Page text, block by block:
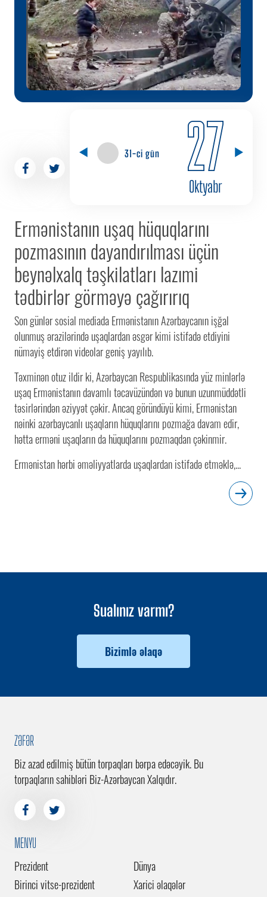
31-ci gün 27
Oktyabr
Ermənistanın uşaq hüquqlarını
pozmasının dayandırılması üçün
beynəlxalq təşkilatları lazımi
tədbirlər görməyə çağırırıq
Son günlər sosial mediada Ermənistanın Azərbaycanın işğal
olunmuş ərazilərində uşaqlardan əsgər kimi istifadə etdiyini
nümayiş etdirən videolar geniş yayılıb.
Təxminən otuz ildir ki, Azərbaycan Respublikasında yüz minlərlə
uşaq Ermənistanın davamlı təcavüzündən və bunun uzunmüddətli
təsirlərindən əziyyət çəkir. Ancaq göründüyü kimi, Ermənistan
nəinki azərbaycanlı uşaqların hüquqlarını pozmağa davam edir,
hətta erməni uşaqların da hüquqlarını pozmaqdan çəkinmir.
Ermənistan hərbi əməliyyatlarda uşaqlardan istifadə etməklə,...
Sualınız varmı?
Bizimlə əlaqə
ZƏFƏR
Biz azad edilmiş bütün torpaqları bərpa edəcəyik. Bu
torpaqların sahibləri Biz-Azərbaycan Xalqıdır.
MENYU
Prezident
Birinci vitse-prezident
Dünya
Xarici əlaqələr